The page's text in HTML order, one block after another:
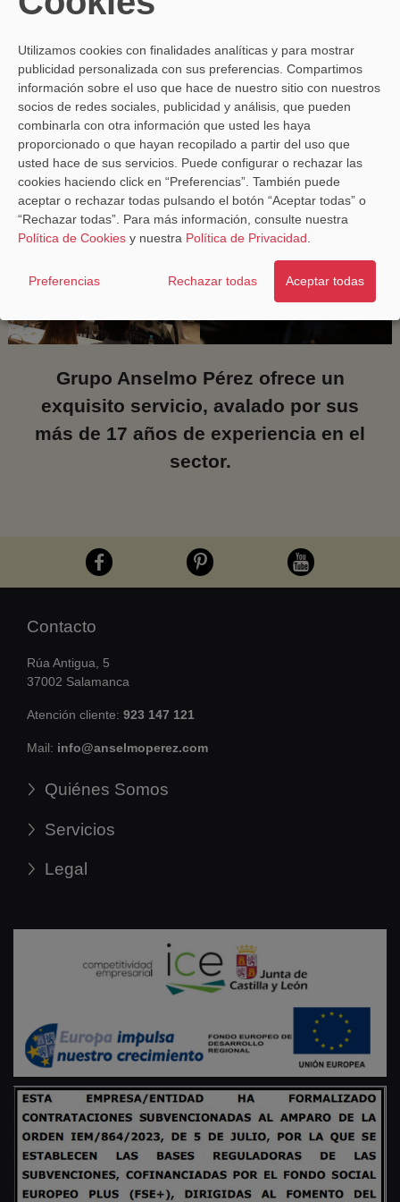
Grupo Anselmo Pérez ofrece un
exquisito servicio, avalado por sus
más de 17 años de experiencia en el
sector.
Contacto
Rúa Antigua, 5
37002 Salamanca
Atención cliente: 923 147 121
Mail: info@anselmoperez.com
Quiénes Somos
Servicios
Legal
Utilizamos cookies con finalidades analíticas y para mostrar
publicidad personalizada con sus preferencias. Compartimos
información sobre el uso que hace de nuestro sitio con nuestros
socios de redes sociales, publicidad y análisis, que pueden
combinarla con otra información que usted les haya
proporcionado o que hayan recopilado a partir del uso que
usted hace de sus servicios. Puede configurar o rechazar las
cookies haciendo click en “Preferencias”. También puede
aceptar o rechazar todas pulsando el botón “Aceptar todas” o
“Rechazar todas”. Para más información, consulte nuestra
Política de Cookies y nuestra Política de Privacidad.
Preferencias Rechazar todas Aceptar todas